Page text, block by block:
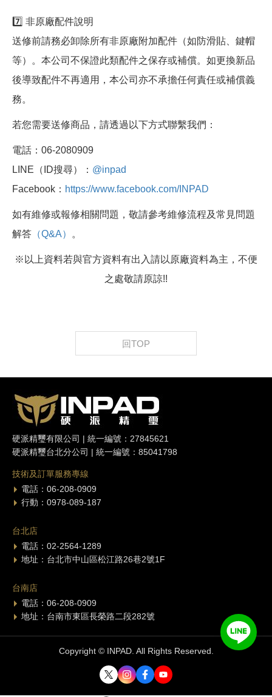
7️⃣ 非原廠配件說明
送修前請務必卸除所有非原廠附加配件（如防滑貼、鍵帽
等）。本公司不保證此類配件之保存或補償。如更換新品
後導致配件不再適用，本公司亦不承擔任何責任或補償義
務。
若您需要送修商品，請透過以下方式聯繫我們：
電話：06-2080909
LINE（ID搜尋）： @inpad
Facebook： https://www.facebook.com/INPAD
如有維修或報修相關問題，敬請參考維修流程及常見問題
解答 （Q&A） 。
※以上資料若與官方資料有出入請以原廠資料為主，不便
之處敬請原諒!!
回TOP
硬派精璽有限公司 | 統一編號：27845621
硬派精璽台北分公司 | 統一編號：85041798
技術及訂單服務專線
電話：06-208-0909
行動：0978-089-187
台北店
電話：02-2564-1289
地址：台北市中山區松江路26巷2號1F
台南店
電話：06-208-0909
地址：台南市東區長榮路二段282號
Copyright © INPAD. All Rights Reserved.